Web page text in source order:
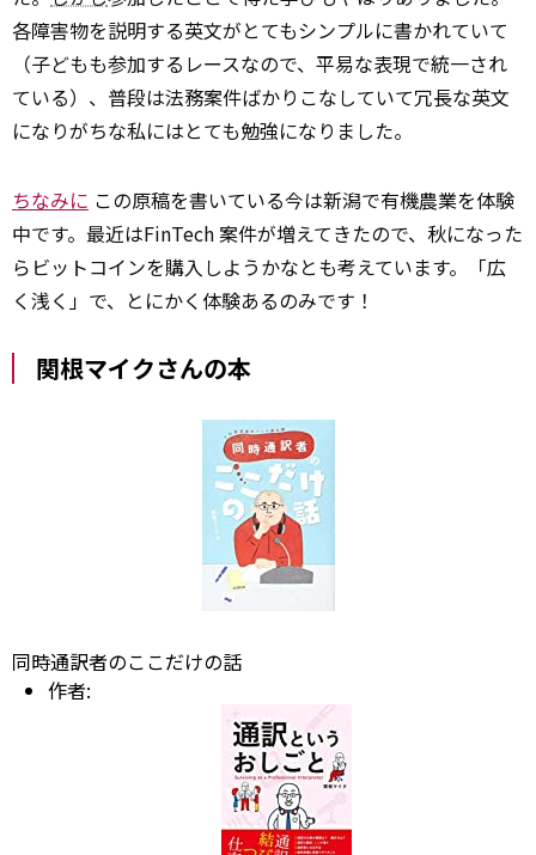
各障害物を説明する英文がとてもシンプルに書かれていて
（子どもも参加するレースなので、平易な表現で統一され
ている）、普段は法務案件ばかりこなしていて冗長な英文
になりがちな私にはとても勉強になりました。
ちなみに この原稿を書いている今は新潟で有機農業を体験
中です。最近はFinTech 案件が増えてきたので、秋になった
らビットコインを購入しようかなとも考えています。「広
く浅く」で、とにかく体験あるのみです！
関根マイクさんの本
同時通訳者のここだけの話
作者: